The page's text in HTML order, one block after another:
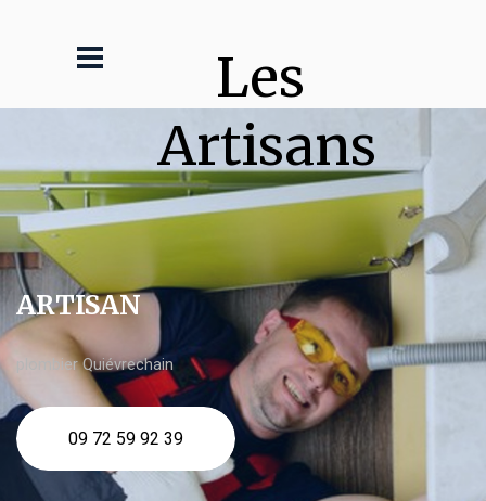
Les
Artisans
ARTISAN
plombier Quiévrechain
09 72 59 92 39